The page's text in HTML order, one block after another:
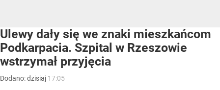
Ulewy dały się we znaki mieszkańcom
Podkarpacia. Szpital w Rzeszowie
wstrzymał przyjęcia
Dodano:dzisiaj 17:05